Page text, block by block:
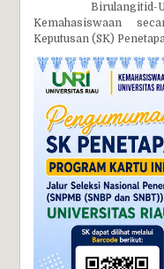
Birulangitid-
Kemahasiswaan
Keputusan (SK)